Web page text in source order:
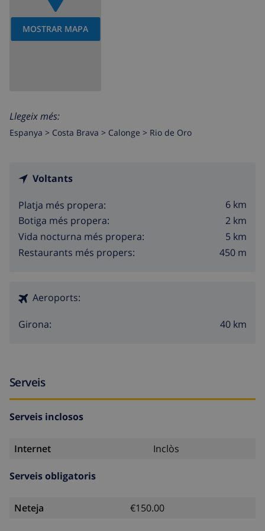
MOSTRAR MAPA
Llegeix més:
Espanya > Costa Brava > Calonge > Rio de Oro
Voltants
Platja més propera:
6 km
Botiga més propera:
2 km
Vida nocturna més propera:
5 km
Restaurants més propers:
450 m
Aeroports:
Girona: 40 km
Serveis
Serveis inclosos
Internet Inclòs
Serveis obligatoris
Neteja €150.00